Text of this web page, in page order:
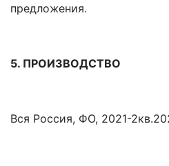
предложения.
5. ПРОИЗВОДСТВО
Вся Россия, ФО, 2021-